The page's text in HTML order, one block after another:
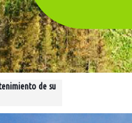
de su